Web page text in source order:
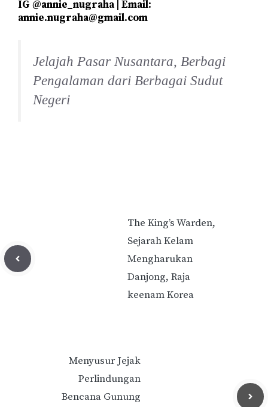
IG @annie_nugraha | Email:
annie.nugraha@gmail.com
Jelajah Pasar Nusantara, Berbagi
Pengalaman dari Berbagai Sudut
Negeri
The King’s Warden,
Sejarah Kelam
Mengharukan
Danjong, Raja
keenam Korea
Menyusur Jejak
Perlindungan
Bencana Gunung